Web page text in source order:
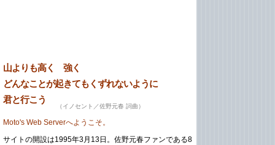
山よりも高く 強く
どんなことが起きてもくずれないように
君と行こう
（イノセント／佐野元春 詞曲）
Moto's Web Serverへようこそ。
サイトの開設は1995年3月13日。佐野元春ファンである8